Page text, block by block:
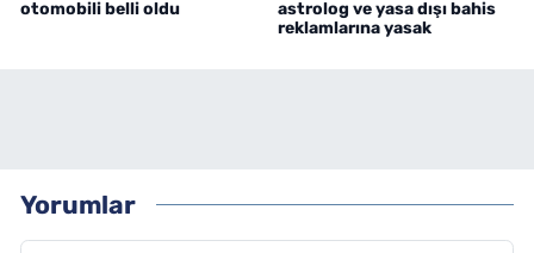
otomobili belli oldu
astrolog ve yasa dışı bahis
reklamlarına yasak
Yorumlar